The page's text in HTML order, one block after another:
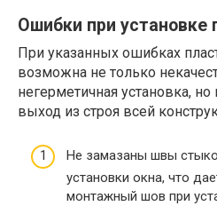
Ошибки при установке
При указанных ошибках
возможна не только
негерметичная установка,
выход из строя всей
Не замазаны швы
установки окна, что
монтажный шов при